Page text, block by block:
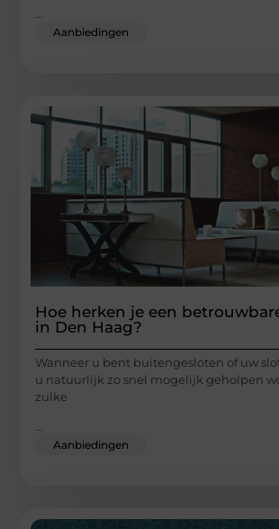
Aanbiedingen
Hoe herken je een
in Den Haag?
Wanneer u bent buitengesloten of uw
u natuurlijk zo snel mogelijk geholpen
zulke
Aanbiedingen